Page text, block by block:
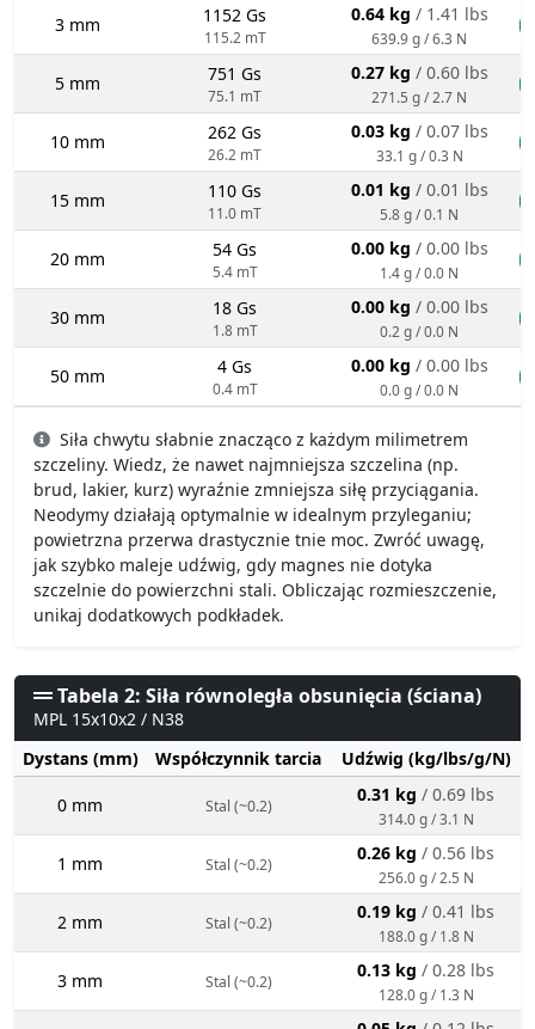
3 mm 1152 Gs
115.2 mT
0.64 kg / 1.41 lbs
639.9 g / 6.3 N
5 mm 751 Gs
75.1 mT
0.27 kg / 0.60 lbs
271.5 g / 2.7 N
10 mm 262 Gs
26.2 mT
0.03 kg / 0.07 lbs
33.1 g / 0.3 N
15 mm 110 Gs
11.0 mT
0.01 kg / 0.01 lbs
5.8 g / 0.1 N
20 mm 54 Gs
5.4 mT
0.00 kg / 0.00 lbs
1.4 g / 0.0 N
30 mm 18 Gs
1.8 mT
0.00 kg / 0.00 lbs
0.2 g / 0.0 N
50 mm 4 Gs
0.4 mT
0.00 kg / 0.00 lbs
0.0 g / 0.0 N
Siła chwytu słabnie znacząco z każdym milimetrem
szczeliny. Wiedz, że nawet najmniejsza szczelina (np.
brud, lakier, kurz) wyraźnie zmniejsza siłę przyciągania.
Neodymy działają optymalnie w idealnym przyleganiu;
powietrzna przerwa drastycznie tnie moc. Zwróć uwagę,
jak szybko maleje udźwig, gdy magnes nie dotyka
szczelnie do powierzchni stali. Obliczając rozmieszczenie,
unikaj dodatkowych podkładek.
Tabela 2: Siła równoległa obsunięcia (ściana)
MPL 15x10x2 / N38
Dystans (mm)
Współczynnik tarcia Udźwig (kg/lbs/g/N)
0 mm Stal (~0.2)
0.31 kg / 0.69 lbs
314.0 g / 3.1 N
1 mm Stal (~0.2)
0.26 kg / 0.56 lbs
256.0 g / 2.5 N
2 mm Stal (~0.2)
0.19 kg / 0.41 lbs
188.0 g / 1.8 N
3 mm Stal (~0.2)
0.13 kg / 0.28 lbs
128.0 g / 1.3 N